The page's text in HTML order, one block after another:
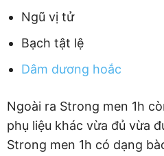
Ngũ vị tử
Bạch tật lệ
Dâm dương hoắc
Ngoài ra Strong men 1h
phụ liệu khác vừa đủ vừa
Strong men 1h có dạng